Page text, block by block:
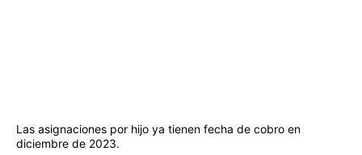
Las asignaciones por hijo ya tienen fecha de cobro en
diciembre de 2023.